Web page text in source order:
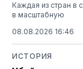
Каждая из стран в
в масштабную
08.08.2026 16:46
ИСТОРИЯ